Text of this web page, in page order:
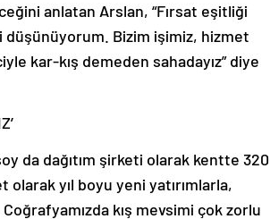
anlatan Arslan, “Fırsat eşitliği
düşünüyorum. Bizim işimiz, hizmet
kar-kış demeden sahadayız” diye
da dağıtım şirketi olarak kentte 320
yıl boyu yeni yatırımlarla,
kış mevsimi çok zorlu